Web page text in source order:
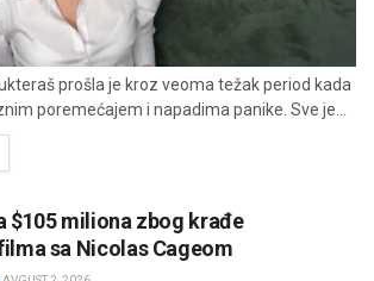
prošla je kroz veoma težak period kada
poremećajem i napadima panike. Sve je...
$105 miliona zbog krađe
sa Nicolas Cageom